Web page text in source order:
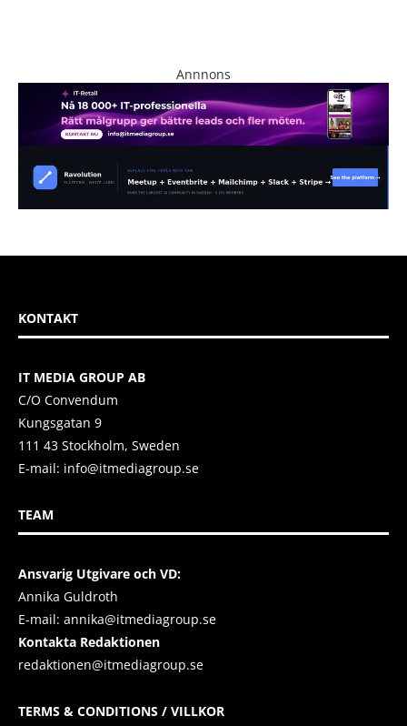
Annnons
KONTAKT
IT MEDIA GROUP AB
C/O Convendum
Kungsgatan 9
111 43 Stockholm, Sweden
E-mail: info@itmediagroup.se
TEAM
Ansvarig Utgivare och VD:
Annika Guldroth
E-mail: annika@itmediagroup.se
Kontakta Redaktionen
redaktionen@itmediagroup.se
TERMS & CONDITIONS / VILLKOR